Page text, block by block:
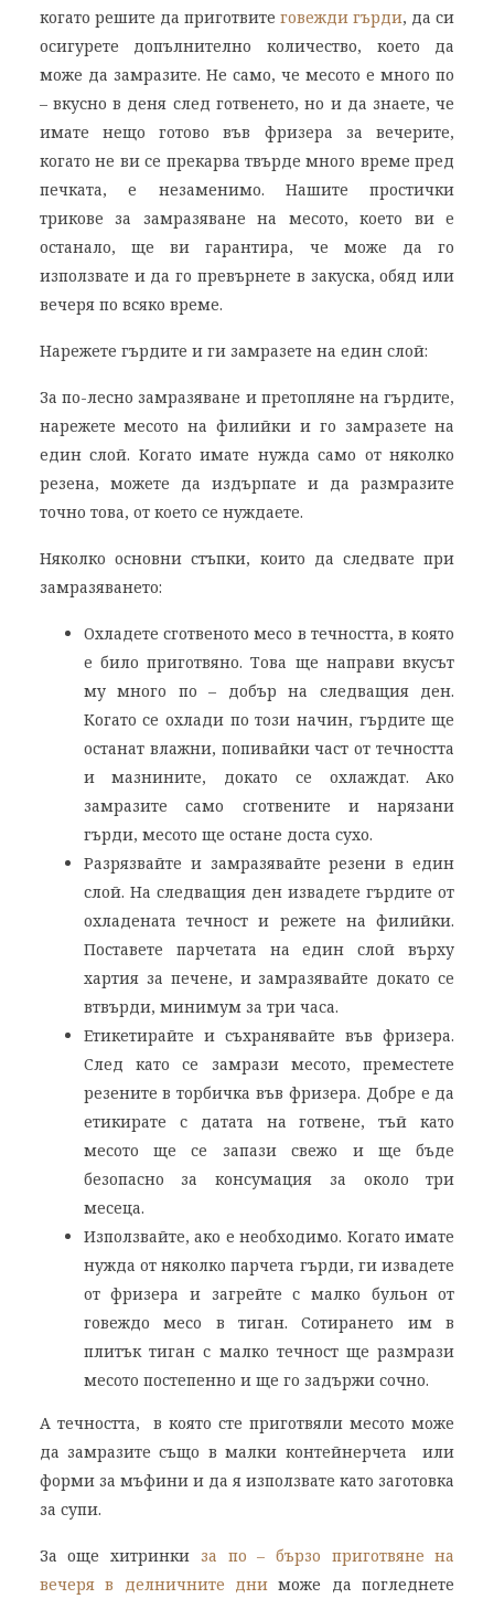
когато решите да приготвите говежди гърди, да си
осигурете допълнително количество, което да
може да замразите. Не само, че месото е много по
– вкусно в деня след готвенето, но и да знаете, че
имате нещо готово във фризера за вечерите,
когато не ви се прекарва твърде много време пред
печката, е незаменимо. Нашите простички
трикове за замразяване на месото, което ви е
останало, ще ви гарантира, че може да го
използвате и да го превърнете в закуска, обяд или
вечеря по всяко време.
Нарежете гърдите и ги замразете на един слой:
За по-лесно замразяване и претопляне на гърдите,
нарежете месото на филийки и го замразете на
един слой. Когато имате нужда само от няколко
резена, можете да издърпате и да размразите
точно това, от което се нуждаете.
Няколко основни стъпки, които да следвате при
замразяването:
Охладете сготвеното месо в течността, в която
е било приготвяно. Това ще направи вкусът
му много по – добър на следващия ден.
Когато се охлади по този начин, гърдите ще
останат влажни, попивайки част от течността
и мазнините, докато се охлаждат. Ако
замразите само сготвените и нарязани
гърди, месото ще остане доста сухо.
Разрязвайте и замразявайте резени в един
слой. На следващия ден извадете гърдите от
охладената течност и режете на филийки.
Поставете парчетата на един слой върху
хартия за печене, и замразявайте докато се
втвърди, минимум за три часа.
Етикетирайте и съхранявайте във фризера.
След като се замрази месото, преместете
резените в торбичка във фризера. Добре е да
етикирате с датата на готвене, тъй като
месото ще се запази свежо и ще бъде
безопасно за консумация за около три
месеца.
Използвайте, ако е необходимо. Когато имате
нужда от няколко парчета гърди, ги извадете
от фризера и загрейте с малко бульон от
говеждо месо в тиган. Сотирането им в
плитък тиган с малко течност ще размрази
месото постепенно и ще го задържи сочно.
А течността, в която сте приготвяли месото може
да замразите също в малки контейнерчета или
форми за мъфини и да я използвате като заготовка
за супи.
За още хитринки за по – бързо приготвяне на
вечеря в делничните дни може да погледнете